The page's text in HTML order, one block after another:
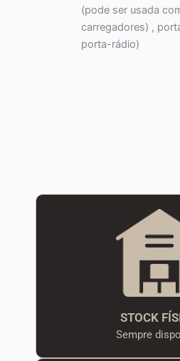
(pode ser usada
carregadores) ,
porta-rádio)
STOCK
Sempre